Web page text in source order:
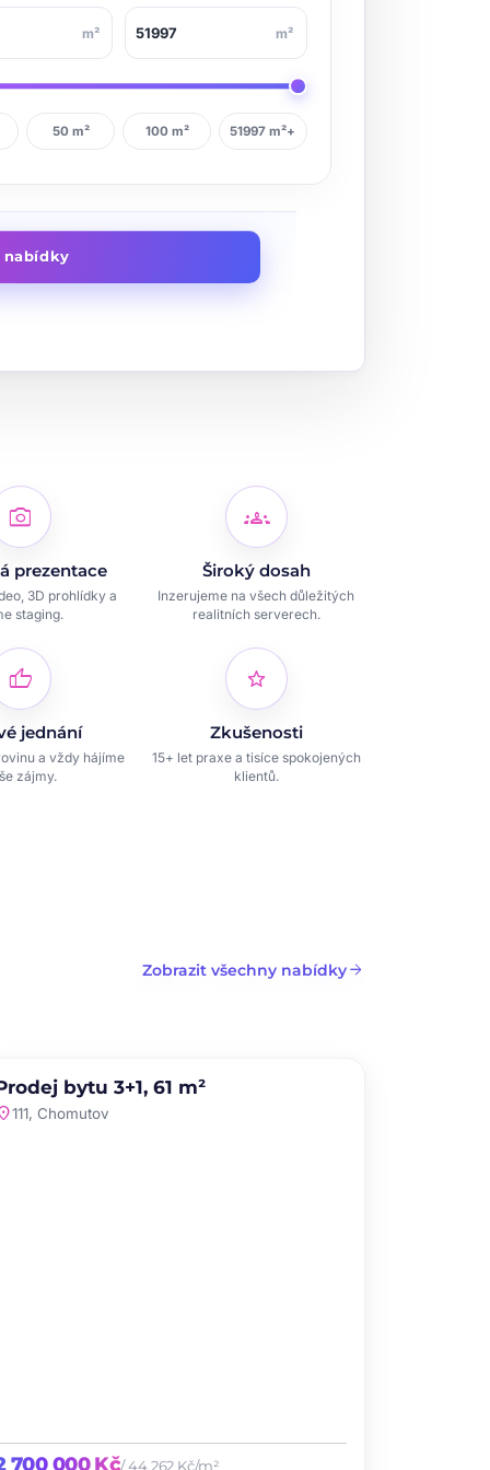
m² m²
50 m² 100 m² 51997 m²+
nabídky
photo_camera
prezentace
3D prohlídky a
staging.
groups
Široký dosah
Inzerujeme na všech důležitých
realitních serverech.
thumb_up
jednání
a vždy hájíme
zájmy.
star
Zkušenosti
15+ let praxe a tisíce spokojených
klientů.
Zobrazit všechny nabídkyarrow_forward
NOVINKA
bytu 3+1, 61 m²
111, Chomutov
700 000 Kč/ 44 262 Kč/m²